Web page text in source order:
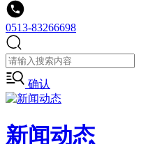
0513-83266698
确认
新闻动态